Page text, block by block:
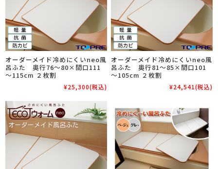
オーダーメイド冷めにくいneo風
呂ふた 奥行76～80×間口111
～115cm ２枚割
¥25,300(税込)
オーダーメイド冷めにくいneo風
呂ふた 奥行81～85×間口101
～105cm ２枚割
¥24,541(税込)